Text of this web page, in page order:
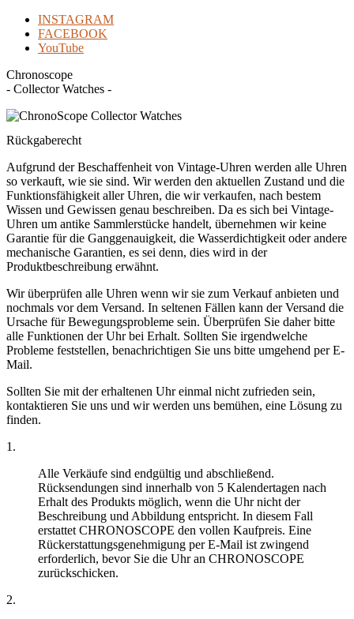
INSTAGRAM
FACEBOOK
YouTube
Chronoscope
- Collector Watches -
Rückgaberecht
Aufgrund der Beschaffenheit von Vintage-Uhren werden alle Uhren
so verkauft, wie sie sind. Wir werden den aktuellen Zustand und die
Funktionsfähigkeit aller Uhren, die wir verkaufen, nach bestem
Wissen und Gewissen genau beschreiben. Da es sich bei Vintage-
Uhren um antike Sammlerstücke handelt, übernehmen wir keine
Garantie für die Ganggenauigkeit, die Wasserdichtigkeit oder andere
mechanische Garantien, es sei denn, dies wird in der
Produktbeschreibung erwähnt.
Wir überprüfen alle Uhren wenn wir sie zum Verkauf anbieten und
nochmals vor dem Versand. In seltenen Fällen kann der Versand die
Ursache für Bewegungsprobleme sein. Überprüfen Sie daher bitte
alle Funktionen der Uhr bei Erhalt. Sollten Sie irgendwelche
Probleme feststellen, benachrichtigen Sie uns bitte umgehend per E-
Mail.
Sollten Sie mit der erhaltenen Uhr einmal nicht zufrieden sein,
kontaktieren Sie uns und wir werden uns bemühen, eine Lösung zu
finden.
1.
Alle Verkäufe sind endgültig und abschließend.
Rücksendungen sind innerhalb von 5 Kalendertagen nach
Erhalt des Produkts möglich, wenn die Uhr nicht der
Beschreibung und Abbildung entspricht. In diesem Fall
erstattet CHRONOSCOPE den vollen Kaufpreis. Eine
Rückerstattungsgenehmigung per E-Mail ist zwingend
erforderlich, bevor Sie die Uhr an CHRONOSCOPE
zurückschicken.
2.